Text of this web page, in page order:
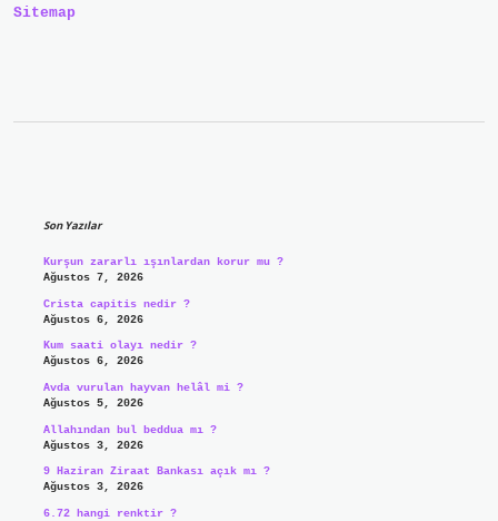
Sitemap
Son Yazılar
Kurşun zararlı ışınlardan korur mu ?
Ağustos 7, 2026
Crista capitis nedir ?
Ağustos 6, 2026
Kum saati olayı nedir ?
Ağustos 6, 2026
Avda vurulan hayvan helâl mi ?
Ağustos 5, 2026
Allahından bul beddua mı ?
Ağustos 3, 2026
9 Haziran Ziraat Bankası açık mı ?
Ağustos 3, 2026
6.72 hangi renktir ?